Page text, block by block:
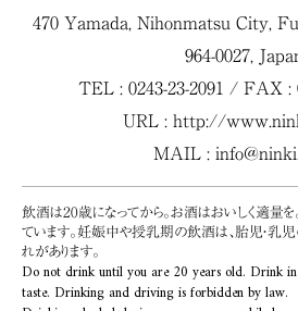
470 Yamada, Nihonmatsu City,
964-0027,
TEL : 0243-23-2091 / FAX :
URL : http://
MAIL :
飲酒は20歳になってから。お酒はおいしく適量
ています。妊娠中や授乳期の飲酒は、胎児・乳
れがあります。
Do not drink until you are 20 years old. Drink
taste. Drinking and driving is forbidden by law.